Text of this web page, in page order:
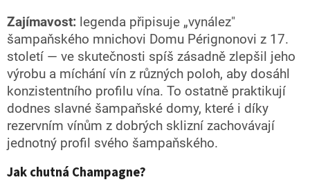
Zajímavost: legenda připisuje „vynález"
šampaňského mnichovi Domu Pérignonovi z 17.
století — ve skutečnosti spíš zásadně zlepšil jeho
výrobu a míchání vín z různých poloh, aby dosáhl
konzistentního profilu vína. To ostatně praktikují
dodnes slavné šampaňské domy, které i díky
rezervním vínům z dobrých sklizní zachovávají
jednotný profil svého šampaňského.
Jak chutná Champagne?